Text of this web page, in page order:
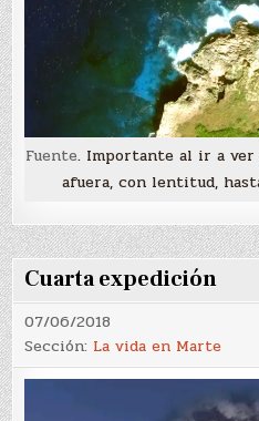
Fuente. Importante al ir a ver
afuera, con lentitud,
Cuarta expedición
07/06/2018
Sección: La vida en Marte